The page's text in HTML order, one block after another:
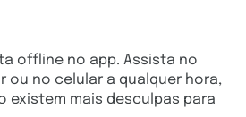
offline no app. Assista no
ou no celular a qualquer hora,
existem mais desculpas para